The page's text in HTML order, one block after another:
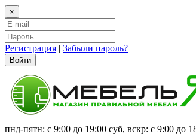
×
Регистрация | Забыли пароль?
Войти
пнд-пятн: с 9:00 до 19:00 суб, вскр: с 9:00 до